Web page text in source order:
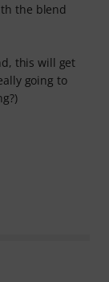
the blend
this will get
going to